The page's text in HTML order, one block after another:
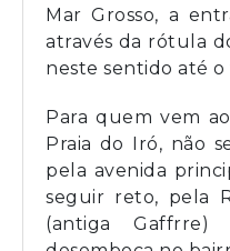
Mar Grosso, a
através da rótula
neste sentido até o
Para quem vem
Praia do Iró, não
pela avenida
seguir reto, pela
(antiga